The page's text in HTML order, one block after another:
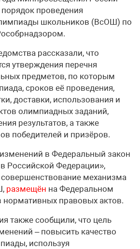
порядок проведения
школьников (ВсОШ) по
рассказали, что
утверждения перечня
предметов, по которым
сроков её проведения,
доставки, использования и
олимпиадных заданий,
результатов, а также
победителей и призёров.
в Федеральный закон
Российской Федерации»,
механизма
размещён на Федеральном
нормативных правовых актов.
также сообщили, что цель
– повысить качество
используя